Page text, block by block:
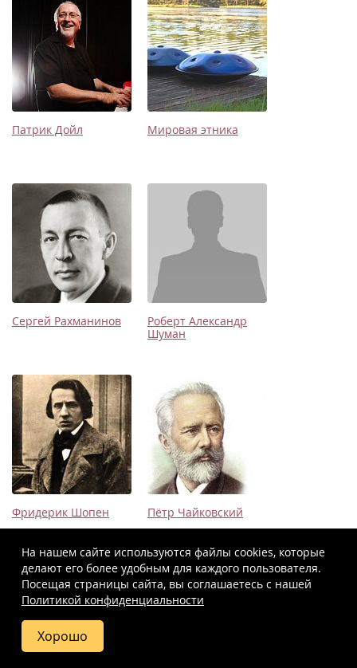
Патрик Дойл Мировая этника
Сергей Рахманинов
Роберт Александр
Шуман
Фридерик Шопен Пётр Чайковский
На нашем сайте используются файлы cookies, которые
делают его более удобным для каждого пользователя.
Посещая страницы сайта, вы соглашаетесь c нашей
Политикой конфиденциальности
Хорошо